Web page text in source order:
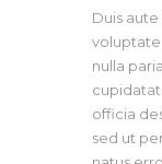
Duis
voluptate
nulla
cupidatat
officia
sed ut